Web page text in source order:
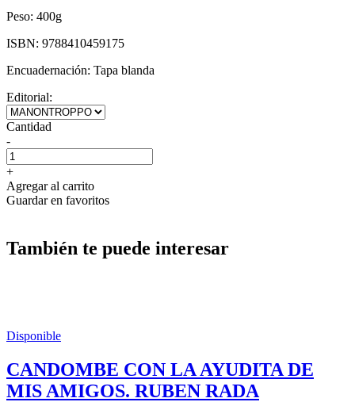
Peso: 400g
ISBN: 9788410459175
Encuadernación: Tapa blanda
Editorial:
Cantidad
-
+
Agregar al carrito
Guardar en favoritos
También te puede interesar
Disponible
CANDOMBE CON LA AYUDITA DE
MIS AMIGOS. RUBEN RADA